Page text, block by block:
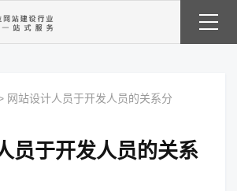
网站设计人员于开发人员的关系分
员于开发人员的关系